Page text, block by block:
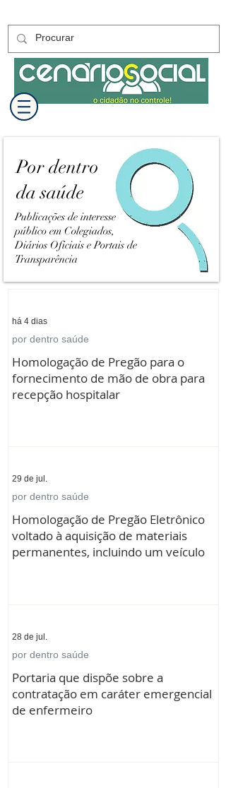
Por dentro
da saúde
Publicações de interesse
público em Colegiados,
Diários Oficiais e Portais de
Transparência
Homologação de Pregão para o
fornecimento de mão de obra para
recepção hospitalar
por dentro saúde
há 4 dias
Homologação de Pregão Eletrônico
voltado à aquisição de materiais
permanentes, incluindo um veículo
por dentro saúde
29 de jul.
Portaria que dispõe sobre a
contratação em caráter emergencial
de enfermeiro
por dentro saúde
28 de jul.